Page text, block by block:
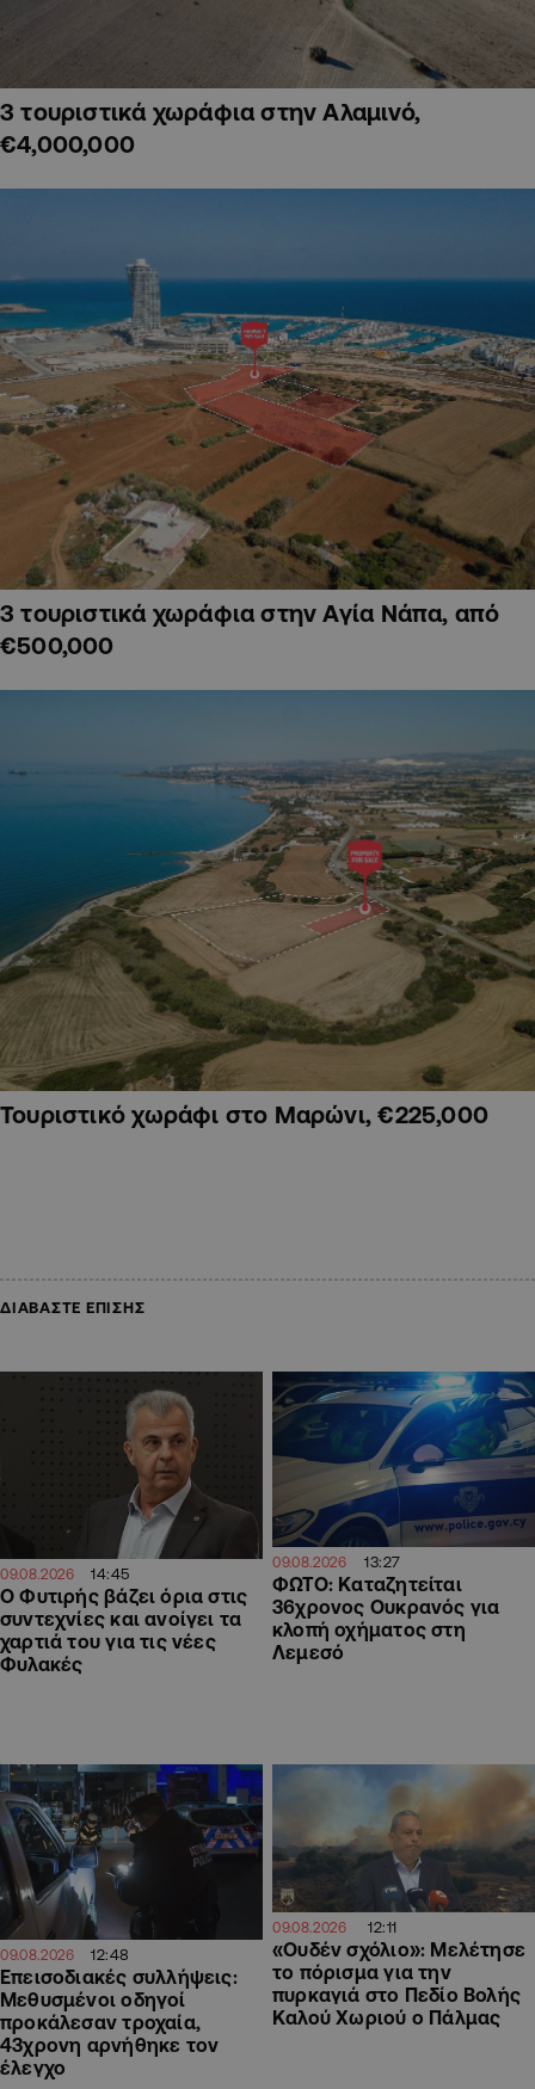
3 τουριστικά χωράφια στην Αλαμινό,
€4,000,000
3 τουριστικά χωράφια στην Αγία Νάπα, από
€500,000
Τουριστικό χωράφι στο Μαρώνι, €225,000
ΔΙΑΒΑΣΤΕ ΕΠΙΣΗΣ
09.08.2026 14:45
O Φυτιρής βάζει όρια στις
συντεχνίες και ανοίγει τα
χαρτιά του για τις νέες
Φυλακές
09.08.2026 13:27
ΦΩΤΟ: Καταζητείται
36χρονος Ουκρανός για
κλοπή οχήματος στη
Λεμεσό
09.08.2026 12:48
Επεισοδιακές συλλήψεις:
Μεθυσμένοι οδηγοί
προκάλεσαν τροχαία,
43χρονη αρνήθηκε τον
έλεγχο
09.08.2026 12:11
«Ουδέν σχόλιο»: Μελέτησε
το πόρισμα για την
πυρκαγιά στο Πεδίο Βολής
Καλού Χωριού ο Πάλμας